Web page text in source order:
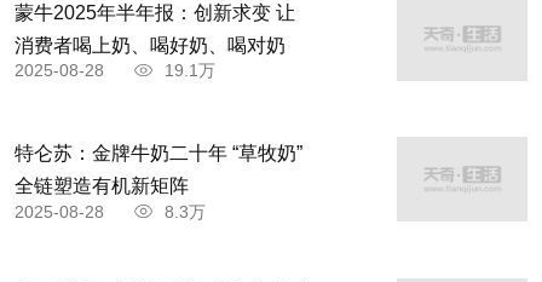
蒙牛2025年半年报：创新求变 让
消费者喝上奶、喝好奶、喝对奶
2025-08-28 19.1万
特仑苏：金牌牛奶二十年 “草牧奶”
全链塑造有机新矩阵
2025-08-28 8.3万